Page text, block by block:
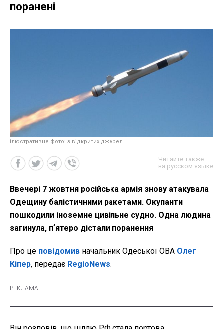
поранені
ілюстративне фото: з відкритих джерел
Читайте также
на русском языке
Ввечері 7 жовтня російська армія знову атакувала
Одещину балістичними ракетами. Окупанти
пошкодили іноземне цивільне судно. Одна людина
загинула, пʼятеро дістали поранення
Про це повідомив начальник Одеської ОВА Олег
Кіпер, передає RegioNews.